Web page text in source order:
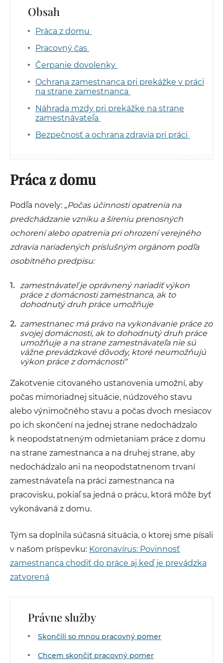
Obsah
Práca z domu
Pracovný čas
Čerpanie dovolenky
Ochrana zamestnanca pri prekážke v práci
na strane zamestnanca
Náhrada mzdy pri prekážke na strane
zamestnávateľa
Bezpečnosť a ochrana zdravia pri práci
Práca z domu
Podľa novely: „Počas účinnosti opatrenia na
predchádzanie vzniku a šíreniu prenosných
ochorení alebo opatrenia pri ohrození verejného
zdravia nariadených príslušným orgánom podľa
osobitného predpisu:
zamestnávateľ je oprávnený nariadiť výkon
práce z domácnosti zamestnanca, ak to
dohodnutý druh práce umožňuje
zamestnanec má právo na vykonávanie práce zo
svojej domácnosti, ak to dohodnutý druh práce
umožňuje a na strane zamestnávateľa nie sú
vážne prevádzkové dôvody, ktoré neumožňujú
výkon práce z domácnosti“
Zakotvenie citovaného ustanovenia umožní, aby
počas mimoriadnej situácie, núdzového stavu
alebo výnimočného stavu a počas dvoch mesiacov
po ich skončení na jednej strane nedochádzalo
k neopodstatneným odmietaniam práce z domu
na strane zamestnanca a na druhej strane, aby
nedochádzalo ani na neopodstatnenom trvaní
zamestnávateľa na práci zamestnanca na
pracovisku, pokiaľ sa jedná o prácu, ktorá môže byť
vykonávaná z domu.
Tým sa doplnila súčasná situácia, o ktorej sme písali
v našom príspevku: Koronavírus: Povinnosť
zamestnanca chodiť do práce aj keď je prevádzka
zatvorená
Právne služby
Skončili so mnou pracovný pomer
Chcem skončiť pracovný pomer